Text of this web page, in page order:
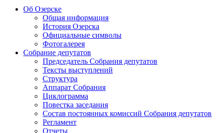
Об Озерске
Общая информация
История Озерска
Официальные символы
Фотогалерея
Собрание депутатов
Председатель Собрания депутатов
Тексты выступлений
Структура
Аппарат Собрания
Циклограмма
Повестка заседания
Состав постоянных комиссий Собрания депутатов
Регламент
Отчеты